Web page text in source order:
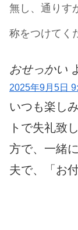
無し、通りす
称をつけてく
おせっかい
2025年9月5日
いつも楽し
トで失礼致
方で、一緒
夫で、「お